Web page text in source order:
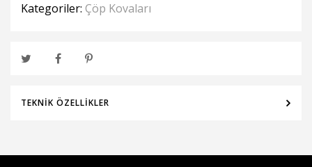
Kategoriler: Çöp Kovaları
TEKNIK ÖZELLIKLER